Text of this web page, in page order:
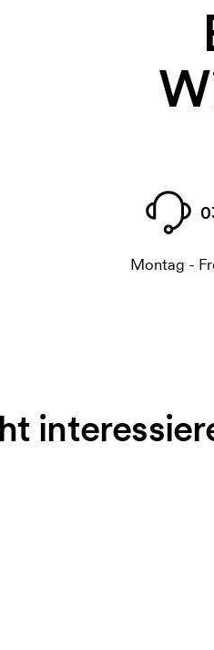
Montag -